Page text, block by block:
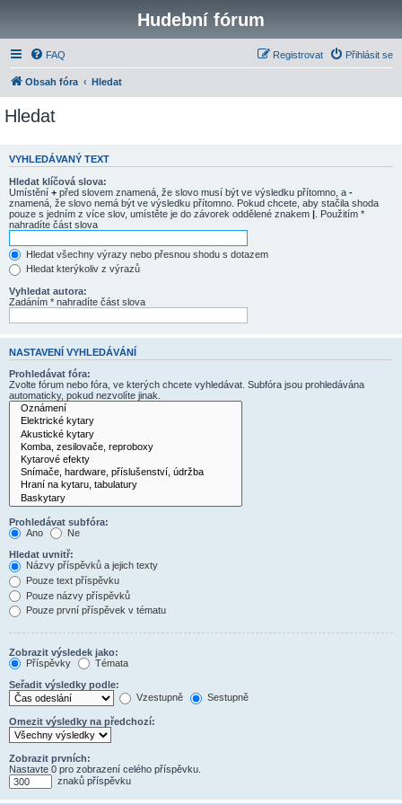
Hudební fórum
FAQ Přihlásit se
Registrovat
Obsah fóra Hledat
Hledat
VYHLEDÁVANÝ TEXT
Hledat klíčová slova:
Umístění + před slovem znamená, že slovo musí být ve výsledku přítomno, a -
znamená, že slovo nemá být ve výsledku přítomno. Pokud chcete, aby stačila shoda
pouze s jedním z více slov, umístěte je do závorek oddělené znakem | . Použitím *
nahradíte část slova
Hledat všechny výrazy nebo přesnou shodu s dotazem
Hledat kterýkoliv z výrazů
Vyhledat autora:
Zadáním * nahradíte část slova
NASTAVENÍ VYHLEDÁVÁNÍ
Prohledávat fóra:
Zvolte fórum nebo fóra, ve kterých chcete vyhledávat. Subfóra jsou prohledávána
automaticky, pokud nezvolíte jinak.
Prohledávat subfóra:
Ano
Ne
Hledat uvnitř:
Názvy příspěvků a jejich texty
Pouze text příspěvku
Pouze názvy příspěvků
Pouze první příspěvek v tématu
Zobrazit výsledek jako:
Příspěvky
Témata
Seřadit výsledky podle:
Vzestupně
Sestupně
Omezit výsledky na předchozí:
Zobrazit prvních:
Nastavte 0 pro zobrazení celého příspěvku.
znaků příspěvku